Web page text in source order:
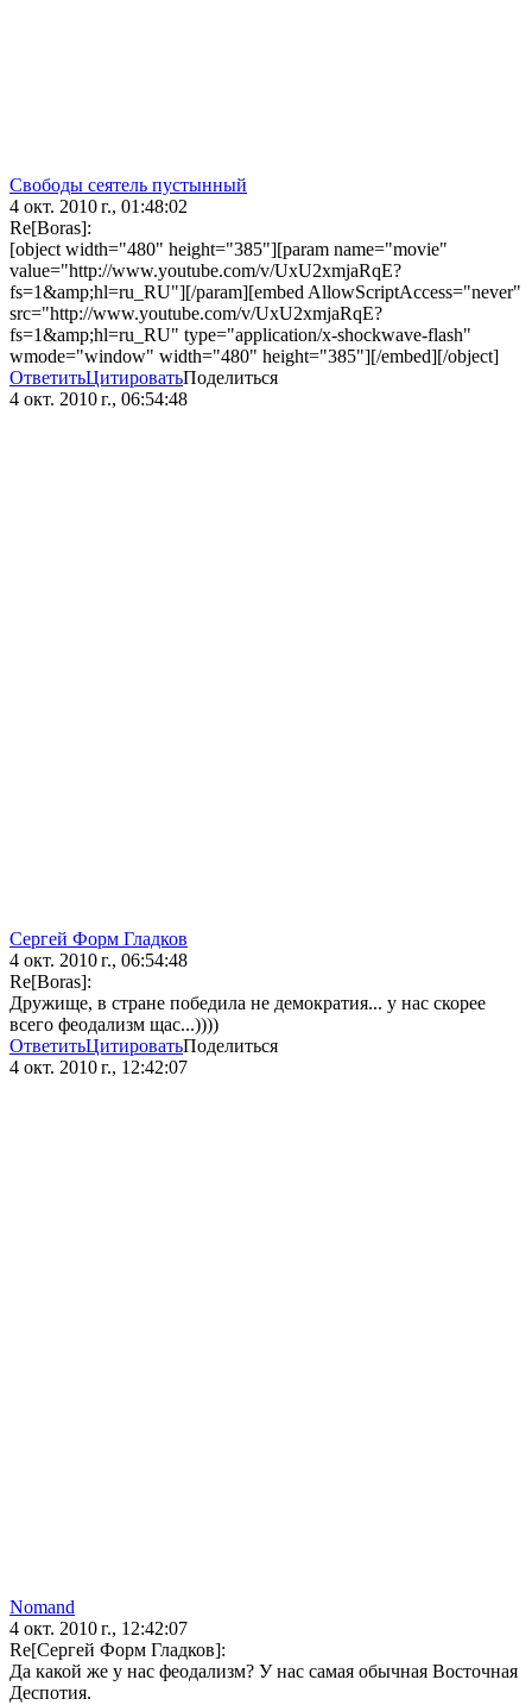
Свободы сеятель пустынный
4 окт. 2010 г., 01:48:02
Re[Boras]:
[object width="480" height="385"][param name="movie"
value="http://www.youtube.com/v/UxU2xmjaRqE?
fs=1&amp;hl=ru_RU"][/param][embed AllowScriptAccess="never"
src="http://www.youtube.com/v/UxU2xmjaRqE?
fs=1&amp;hl=ru_RU" type="application/x-shockwave-flash"
wmode="window" width="480" height="385"][/embed][/object]
ОтветитьЦитироватьПоделиться
4 окт. 2010 г., 06:54:48
Сергей Форм Гладков
4 окт. 2010 г., 06:54:48
Re[Boras]:
Дружище, в стране победила не демократия... у нас скорее
всего феодализм щас...))))
ОтветитьЦитироватьПоделиться
4 окт. 2010 г., 12:42:07
Nomand
4 окт. 2010 г., 12:42:07
Re[Сергей Форм Гладков]:
Да какой же у нас феодализм? У нас самая обычная Восточная
Деспотия.